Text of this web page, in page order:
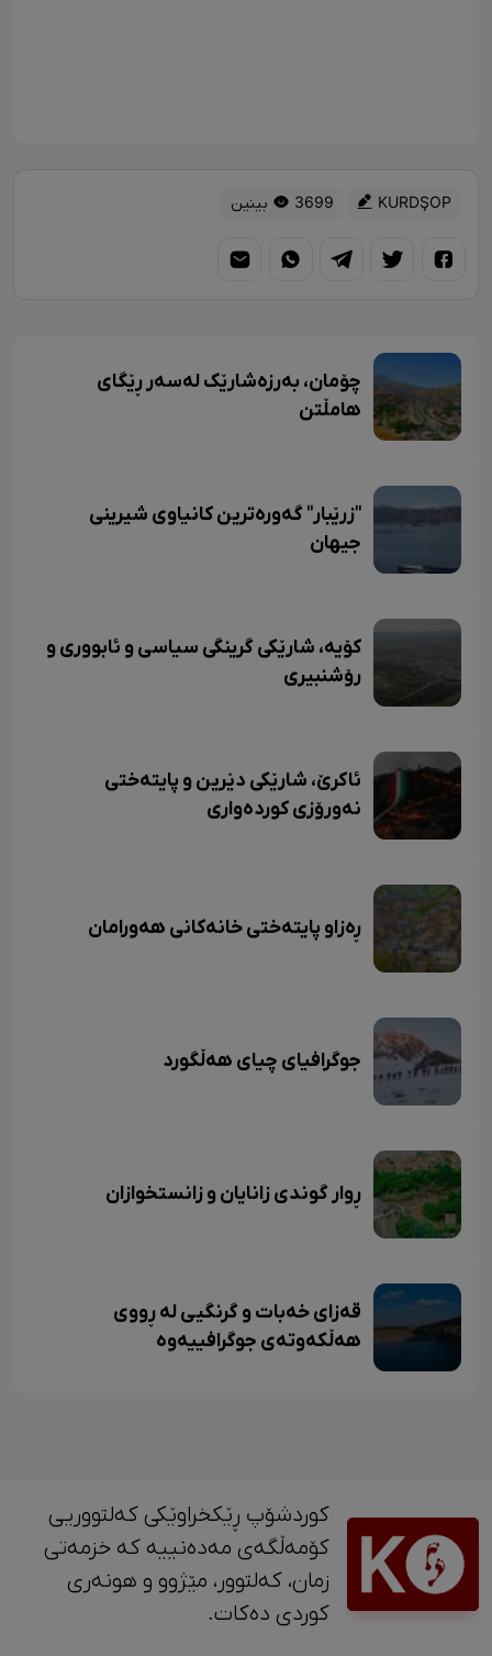
KURDŞOP 3699 بینین
چۆمان، بەرزەشارێک لەسەر ڕێگای
هامڵتن
"زرێبار" گەورەترین کانیاوی شیرینی
جیهان
کۆیە، شارێکی گرینگی سیاسی و ئابووری و
رۆشنبیری
ئاکرێ، شارێکی دێرین و پایتەختی
نەورۆزی کوردەواری
ڕەزاو پایتەختی خانەکانی هەورامان
جوگرافیای چیای هەڵگورد
ڕوار گوندی زانایان و زانستخوازان
قەزای خەبات و گرنگیی لە ڕووی
هەڵکەوتەی جوگرافییەوە
کوردشۆپ ڕێکخراوێکی کەلتووریی
کۆمەڵگەی مەدەنییە کە خزمەتی
زمان، کەلتوور، مێژوو و ‎هونەری
کوردی دەکات.